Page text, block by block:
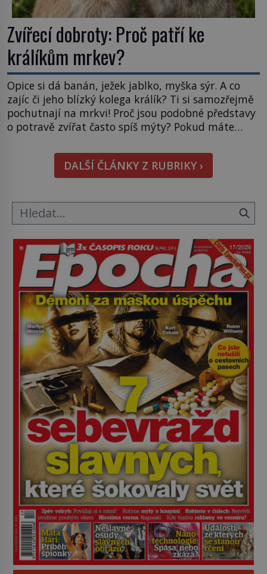
Zvířecí dobroty: Proč patří ke
králíkům mrkev?
Opice si dá banán, ježek jablko, myška sýr. A co
zajíc či jeho blízký kolega králík? Ti si samozřejmě
pochutnají na mrkvi! Proč jsou podobné představy
o potravě zvířat často spíš mýty? Pokud máte
i bude chutnat, ovšem měl by ji mít jen jako
občasný pamlsek. […]DALŠÍ ČLÁNKY Z RUBRIKY ›